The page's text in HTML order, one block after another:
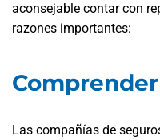
aconsejable contar con
razones importantes:
Las compañías de